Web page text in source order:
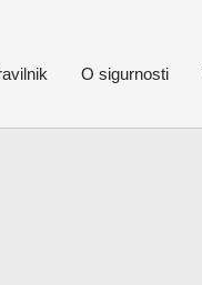
O sigurnosti